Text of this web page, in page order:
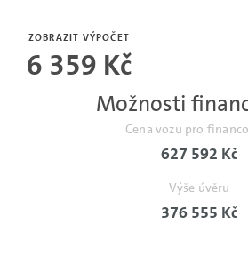
Cena vozu pro
627 592 Kč
Výše úvěru
376 555 Kč
Možnosti
ZOBRAZIT VÝPOČET
6 359 Kč
měsíců